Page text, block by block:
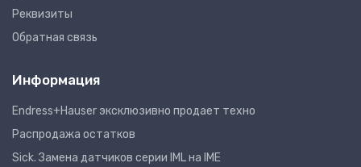
Реквизиты
Обратная связь
Информация
Endress+Hauser эксклюзивно продает техно
Распродажа остатков
Sick. Замена датчиков серии IML на IME